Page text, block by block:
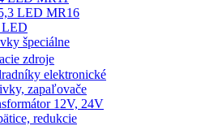
LED MR16
LED
špeciálne
zdroje
elektronické
zapaľovače
12V, 24V
redukcie